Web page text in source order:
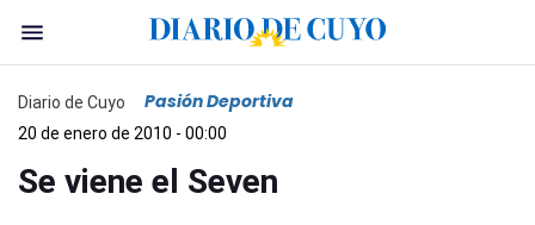
Diario de Cuyo Pasión Deportiva
20 de enero de 2010 - 00:00
Se viene el Seven